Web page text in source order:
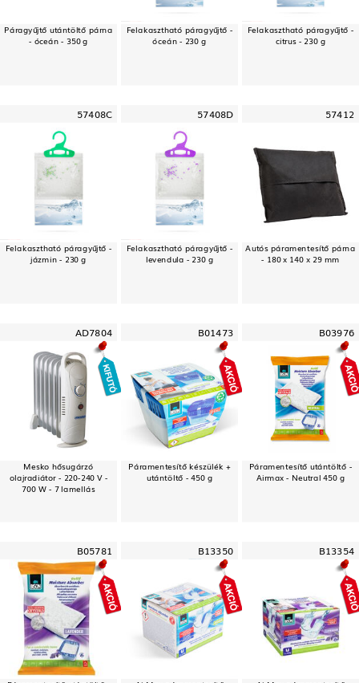
Páragyűjtő utántöltő párna
- óceán - 350 g
Felakasztható páragyűjtő -
óceán - 230 g
Felakasztható páragyűjtő -
citrus - 230 g
57408C
Felakasztható páragyűjtő -
jázmin - 230 g
57408D
Felakasztható páragyűjtő -
levendula - 230 g
57412
Autós páramentesítő párna
- 180 x 140 x 29 mm
AD7804
Mesko hősugárzó
olajradiátor - 220-240 V -
700 W - 7 lamellás
B01473
Páramentesítő készülék +
utántöltő - 450 g
B03976
Páramentesítő utántöltő -
Airmax - Neutral 450 g
B05781 B13350 B13354